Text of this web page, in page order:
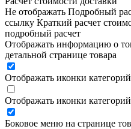
Не отображать Подробный
ссылку Краткий расчет
подробный расчет
Отображать информацию о
детальной странице товара
Отображать иконки
Отображать иконки
Боковое меню на странице